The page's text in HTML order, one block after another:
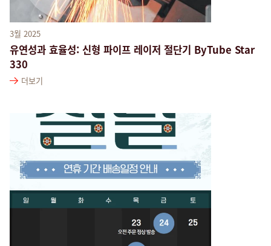
3월 2025
유연성과 효율성: 신형 파이프 레이저 절단기 ByTube Star
330
더보기